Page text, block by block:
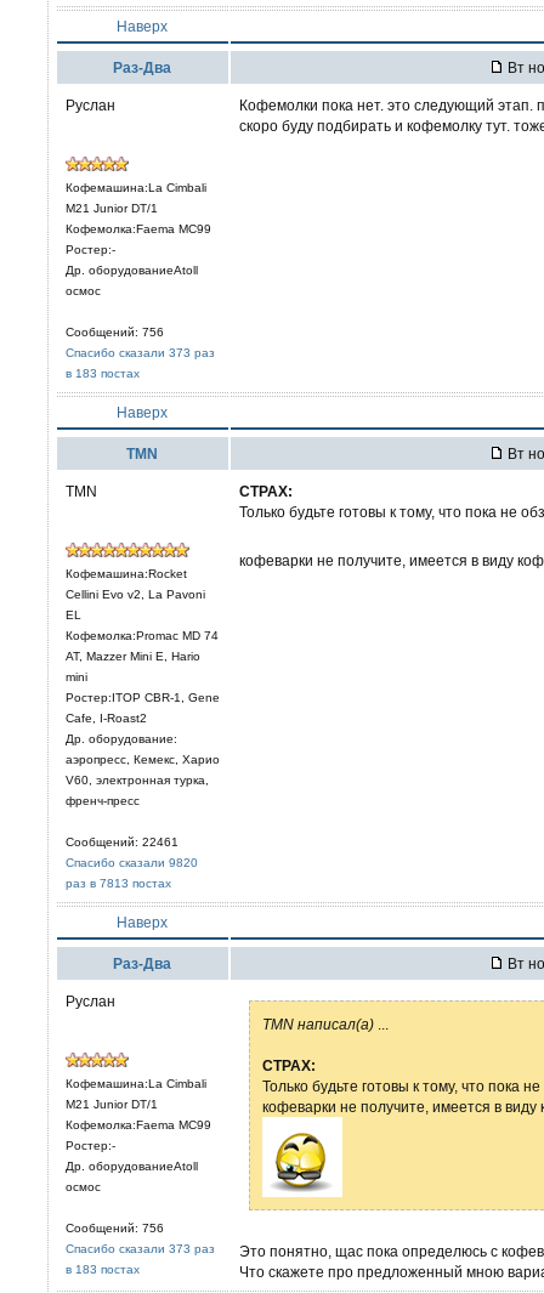
Наверх
Раз-Два Вт
Руслан
Кофемашина:La Cimbali
M21 Junior DT/1
Кофемолка:Faema MC99
Ростер:-
Др. оборудованиеAtoll
осмос
Сообщений: 756
Спасибо сказали 373 раз
в 183 постах
Кофемолки пока нет. это следующий
скоро буду подбирать и кофемолку тут.
Наверх
TMN Вт
TMN
Кофемашина:Rocket
Cellini Evo v2, La Pavoni
EL
Кофемолка:Promac MD 74
AT, Mazzer Mini E, Hario
mini
Ростер:ITOP CBR-1, Gene
Cafe, I-Roast2
Др. оборудование:
аэропресс, Кемекс, Харио
V60, электронная турка,
френч-пресс
Сообщений: 22461
Спасибо сказали 9820
раз в 7813 постах
CTPAX:
Только будьте готовы к тому, что пока не
кофеварки не получите, имеется в виду
Наверх
Раз-Два Вт
Руслан
Кофемашина:La Cimbali
M21 Junior DT/1
Кофемолка:Faema MC99
Ростер:-
Др. оборудованиеAtoll
осмос
Сообщений: 756
Спасибо сказали 373 раз
в 183 постах
TMN написал(а)
CTPAX:
Только будьте готовы к тому, что пока
кофеварки не получите, имеется в
Это понятно, щас пока определюсь с
Что скажете про предложенный мною